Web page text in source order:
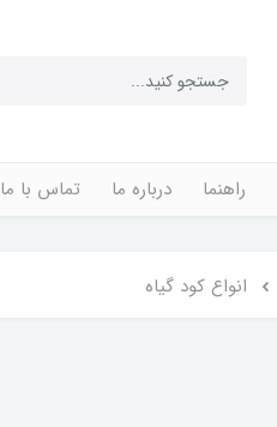
راهنما درباره ما تماس با ما
انواع کود گیاه